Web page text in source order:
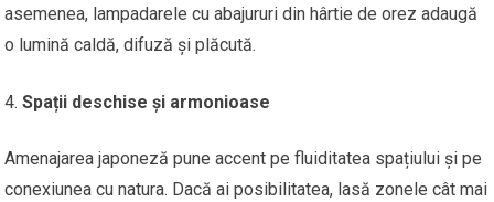
asemenea, lampadarele cu abajururi din hârtie de orez adaugă
o lumină caldă, difuză și plăcută.
Spații deschise și armonioase
Amenajarea japoneză pune accent pe fluiditatea spațiului și pe
conexiunea cu natura. Dacă ai posibilitatea, lasă zonele cât mai